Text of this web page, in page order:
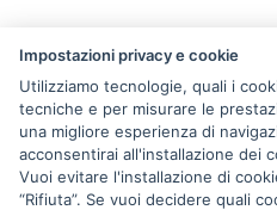
Giacche e giubbotti
VINTAGE PUFFER
€ 85
Impostazioni privacy e cookie
Utilizziamo tecnologie, quali i
tecniche e per misurare le
una migliore esperienza di
acconsentirai all'installazione dei
Vuoi evitare l'installazione di
“Rifiuta”. Se vuoi decidere quali